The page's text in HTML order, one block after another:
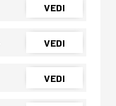
VEDI
VEDI
VEDI